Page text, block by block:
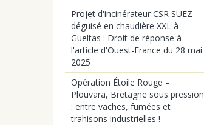
Projet d'incinérateur CSR SUEZ
déguisé en chaudière XXL à
Gueltas : Droit de réponse à
l'article d'Ouest-France du 28 mai
2025
Opération Étoile Rouge –
Plouvara, Bretagne sous pression
: entre vaches, fumées et
trahisons industrielles !